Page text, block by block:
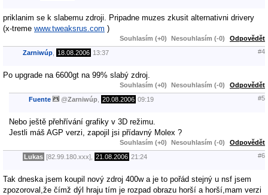
priklanim se k slabemu zdroji. Pripadne muzes zkusit alternativni drivery
(x-treme www.tweaksrus.com )
Souhlasím (+0) Nesouhlasím (-0) Odpovědět
Zarniwúp 18.08.2006 13:37 #4
Po upgrade na 6600gt na 99% slabý zdroj.
Souhlasím (+0) Nesouhlasím (-0) Odpovědět
Fuente @Zarniwúp 20.08.2006 09:19 #5
Nebo ještě přehřívání grafiky v 3D režimu.
Jestli máš AGP verzi, zapojil jsi přídavný Molex ?
Souhlasím (+0) Nesouhlasím (-0) Odpovědět
Lukas [82.99.180.xxx], 21.08.2006 21:24 #6
Tak dneska jsem koupil nový zdroj 400w a je to pořád stejný u nsf jsem
zpozoroval,že čímž dýl hraju tím je rozpad obrazu horší a horší,mam verzi